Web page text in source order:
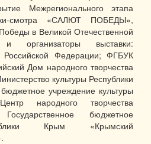
Межрегионального этапа
смотра «САЛЮТ ПОБЕДЫ»,
в Великой Отечественной
организаторы выставки:
Российской Федерации; ФГБУК
Дом народного творчества
культуры Республики
учреждение культуры
народного творчества
бюджетное
Крым «Крымский